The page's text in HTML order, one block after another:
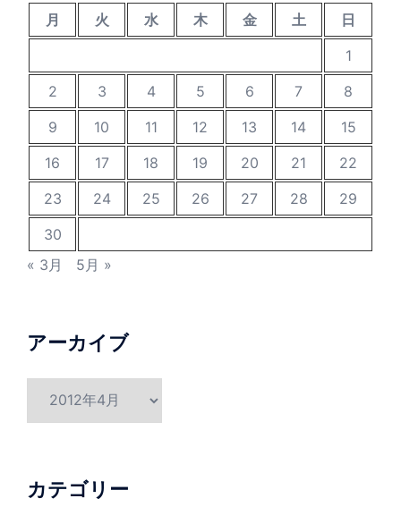
月 火 水 木 金 土
日
1
2
3 4 5 6 7
8
9
10 11 12 13 14
15
16
17 18 19 20 21
22
23
24 25 26 27 28
29
30
« 3月
5月 »
アーカイブ
ブ
カテゴリー